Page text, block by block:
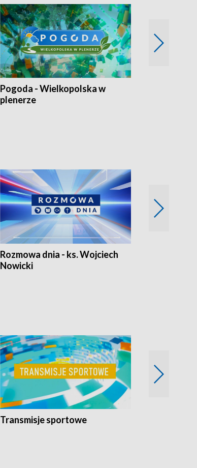
Pogoda - Wielkopolska w
plenerze
Rozmowa dnia - ks. Wojciech
Nowicki
Transmisje sportowe